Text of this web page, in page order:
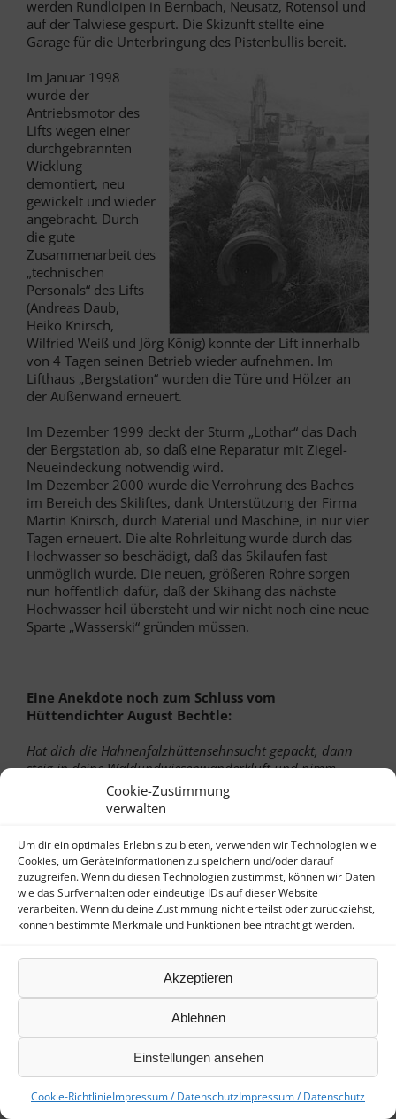
Cookie-Zustimmung
verwalten
Um dir ein optimales Erlebnis zu bieten, verwenden wir Technologien wie
Cookies, um Geräteinformationen zu speichern und/oder darauf
zuzugreifen. Wenn du diesen Technologien zustimmst, können wir Daten
wie das Surfverhalten oder eindeutige IDs auf dieser Website
verarbeiten. Wenn du deine Zustimmung nicht erteilst oder zurückziehst,
können bestimmte Merkmale und Funktionen beeinträchtigt werden.
Akzeptieren
Ablehnen
Einstellungen ansehen
Cookie-RichtlinieImpressum / DatenschutzImpressum / Datenschutz
werden Rundloipen in Bernbach, Neusatz, Rotensol und
auf der Talwiese gespurt. Die Skizunft stellte eine
Garage für die Unterbringung des Pistenbullis bereit.
Im Januar 1998
wurde der
Antriebsmotor des
Lifts wegen einer
durchgebrannten
Wicklung
demontiert, neu
gewickelt und wieder
angebracht. Durch
die gute
Zusammenarbeit des
„technischen
Personals“ des Lifts
(Andreas Daub,
Heiko Knirsch,
Wilfried Weiß und Jörg König) konnte der Lift innerhalb
von 4 Tagen seinen Betrieb wieder aufnehmen. Im
Lifthaus „Bergstation“ wurden die Türe und Hölzer an
der Außenwand erneuert.
Im Dezember 1999 deckt der Sturm „Lothar“ das Dach
der Bergstation ab, so daß eine Reparatur mit Ziegel-
Neueindeckung notwendig wird.
Im Dezember 2000 wurde die Verrohrung des Baches
im Bereich des Skiliftes, dank Unterstützung der Firma
Martin Knirsch, durch Material und Maschine, in nur vier
Tagen erneuert. Die alte Rohrleitung wurde durch das
Hochwasser so beschädigt, daß das Skilaufen fast
unmöglich wurde. Die neuen, größeren Rohre sorgen
nun hoffentlich dafür, daß der Skihang das nächste
Hochwasser heil übersteht und wir nicht noch eine neue
Sparte „Wasserski“ gründen müssen.
Eine Anekdote noch zum Schluss vom
Hüttendichter August Bechtle:
Hat dich die Hahnenfalzhüttensehnsucht gepackt, dann
steig in deine Waldundwiesenwanderkluft und nimm
deinen Rückdrückersack auf den Buckel und ziehe los.
Nimm den Altschanzenwegschnellaufstieg unter die Füsse,
liegen. Hoffentlich hast du den Brudesbächlewasser-
naufschleppwassersack nicht vergessen, um ihn am
Brudesbächleswasserdurchlass zu füllen. – An der Hütte
endlich angelangt, wird dir unter Umständen das
Hahnenfalzhüttensicherheitsschlösschen etwas zu schaffen
machen, weil es dir nicht gleich gelingt das
Hahnenfalzhüttentürschlossschlüssellöchchen
hineinzubringen. Aber schließlich stehst du doch inmitten
der Hahnenfalzhüttenschirglerklause und kannst ablegen.
Hahnenfalzhüttenladenriegelsicherung entfernen,
brauchst du aber gleich Licht, so musst du die
Schlosserziboldshahnanfalzhüttenherd in Tätigkeit zu